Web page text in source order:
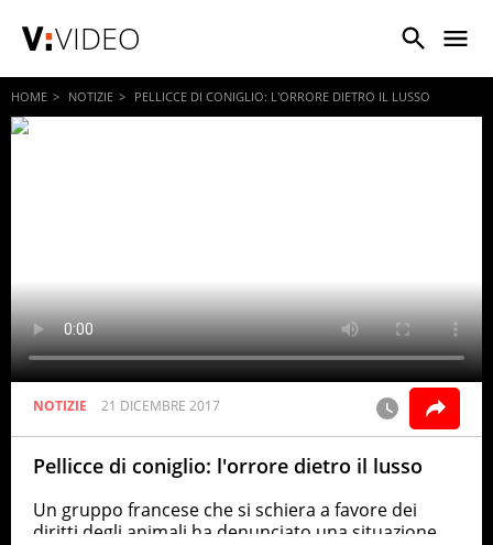
VIDEO
HOME NOTIZIE PELLICCE DI CONIGLIO: L'ORRORE DIETRO IL LUSSO
NOTIZIE 21 DICEMBRE 2017
Pellicce di coniglio: l'orrore dietro il lusso
Un gruppo francese che si schiera a favore dei
diritti degli animali ha denunciato una situazione